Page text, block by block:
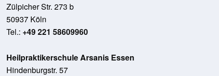
Zülpicher Str. 273 b
50937 Köln
Tel.: +49 221 58609960
Heilpraktikerschule Arsanis Essen
Hindenburgstr. 57